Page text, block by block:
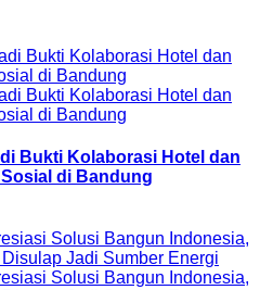
Bukti Kolaborasi Hotel dan
di Bandung